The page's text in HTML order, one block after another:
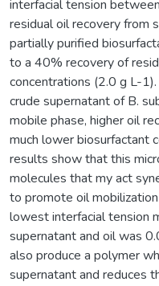
interfacial tension
residual oil recovery from
partially purified
to a 40% recovery of
concentrations (2.0 g L-
crude supernatant of B.
mobile phase, higher oil
much lower biosurfactant
results show that this
molecules that my act
to promote oil
lowest interfacial tension
supernatant and oil was
also produce a polymer
supernatant and reduces